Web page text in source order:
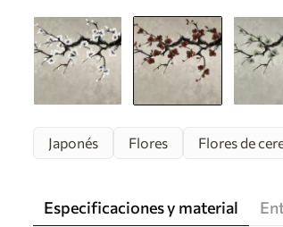
Japonés Flores Flores de
Especificaciones y material